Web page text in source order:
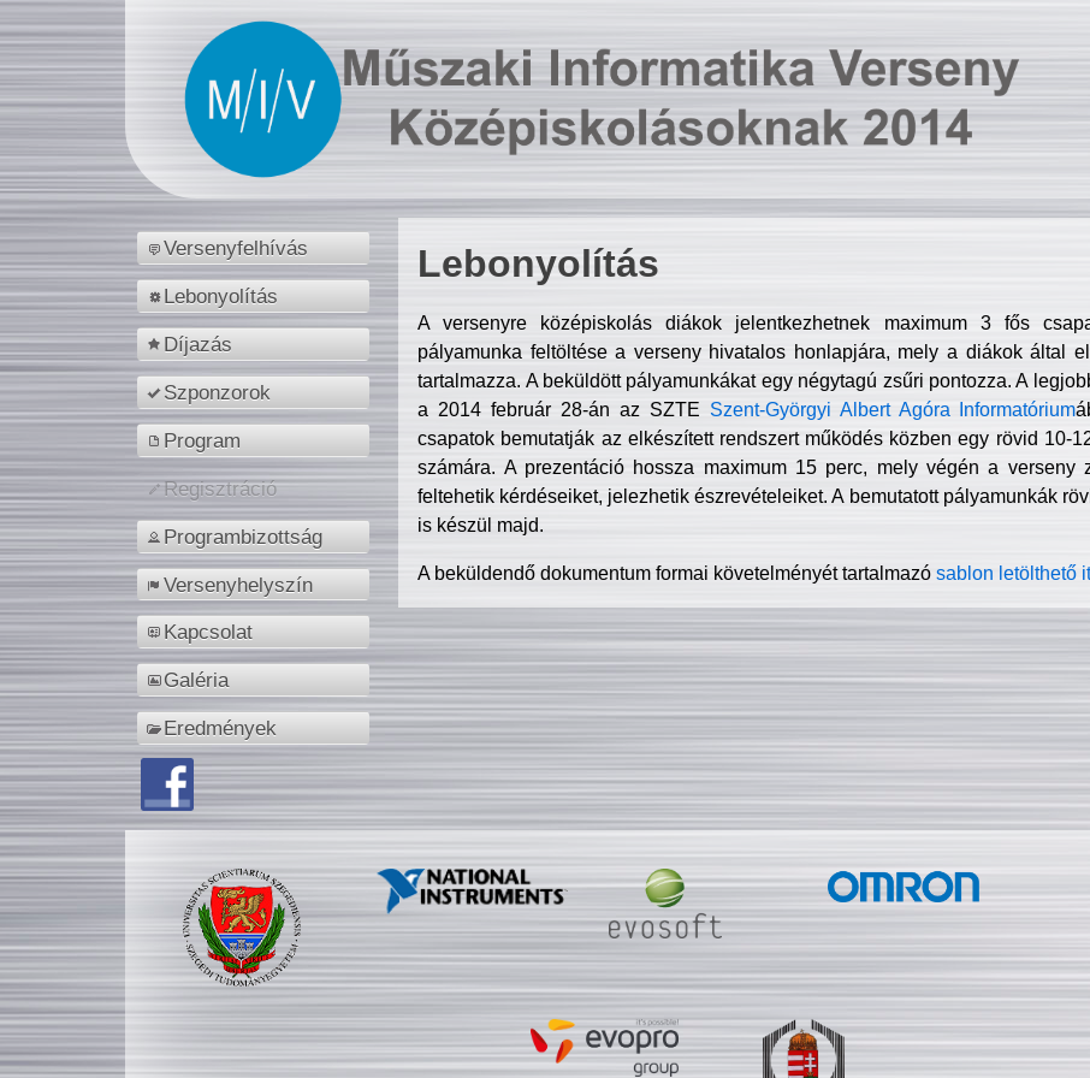
Versenyfelhívás
Lebonyolítás
Díjazás
Szponzorok
Program
Regisztráció
Programbizottság
Versenyhelyszín
Kapcsolat
Galéria
Eredmények
Lebonyolítás
A versenyre középiskolás diákok jelentkezhetnek maximum 3 fős
pályamunka feltöltése a verseny hivatalos honlapjára, mely a diákok által
tartalmazza. A beküldött pályamunkákat egy négytagú zsűri pontozza. A
a 2014 február 28-án az SZTE Szent-Györgyi Albert Agóra Informatórium
csapatok bemutatják az elkészített rendszert működés közben egy rövid 10-
számára. A prezentáció hossza maximum 15 perc, mely végén a
feltehetik kérdéseiket, jelezhetik észrevételeiket. A bemutatott pályamunkák
is készül majd.
A beküldendő dokumentum formai követelményét tartalmazósablon letölthető